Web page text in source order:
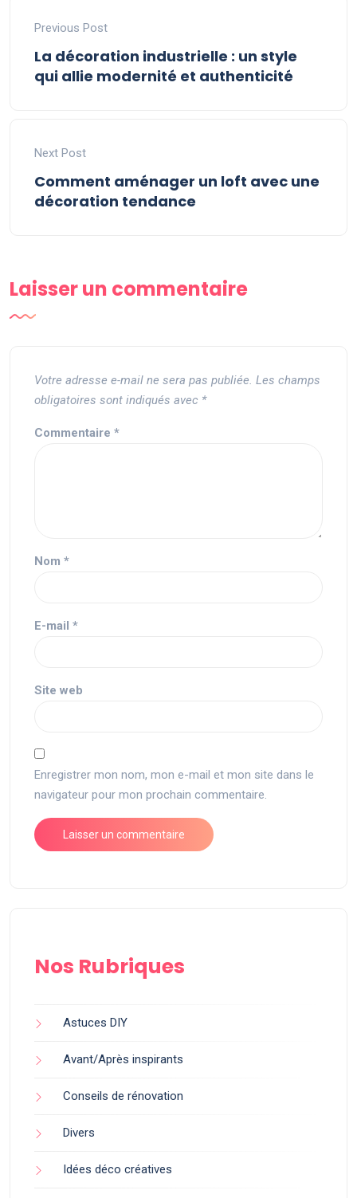
Previous Post
La décoration industrielle : un style
qui allie modernité et authenticité
Next Post
Comment aménager un loft avec une
décoration tendance
Laisser un commentaire
Votre adresse e-mail ne sera pas publiée. Les champs
obligatoires sont indiqués avec *
Commentaire *
Nom *
E-mail *
Site web
Enregistrer mon nom, mon e-mail et mon site dans le
navigateur pour mon prochain commentaire.
Nos Rubriques
Astuces DIY
Avant/Après inspirants
Conseils de rénovation
Divers
Idées déco créatives